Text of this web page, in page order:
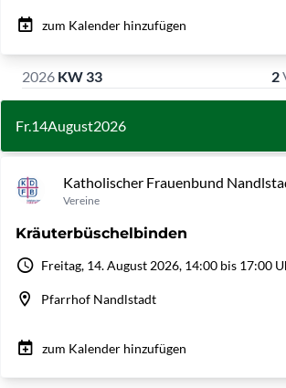
zum Kalender hinzufügen
2026 KW 33 2
Fr.14August2026
Katholischer Frauenbund
Vereine
Kräuterbüschelbinden
Freitag, 14. August 2026, 14:00 bis 17:00
Pfarrhof Nandlstadt
zum Kalender hinzufügen